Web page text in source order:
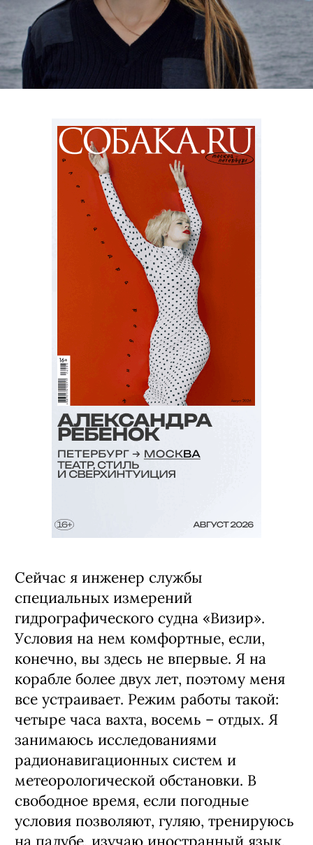
Сейчас я инженер службы
специальных измерений
гидрографического судна «Визир».
Условия на нем комфортные, если,
конечно, вы здесь не впервые. Я на
корабле более двух лет, поэтому меня
все устраивает. Режим работы такой:
четыре часа вахта, восемь – отдых. Я
занимаюсь исследованиями
радионавигационных систем и
метеорологической обстановки. В
свободное время, если погодные
условия позволяют, гуляю, тренируюсь